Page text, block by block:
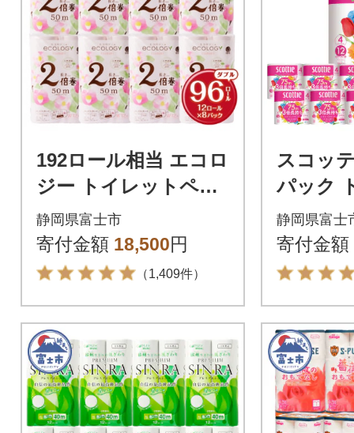
192ロール相当 エコロ
ジー トイレットペー
パー 2倍巻き ダブル 9
6ロール 日用品 人気
静岡県富士市
寄付金額 18,500円
（1,409件）
スコッ
パック
ーパー
き 日用
静岡県富士
寄付金額